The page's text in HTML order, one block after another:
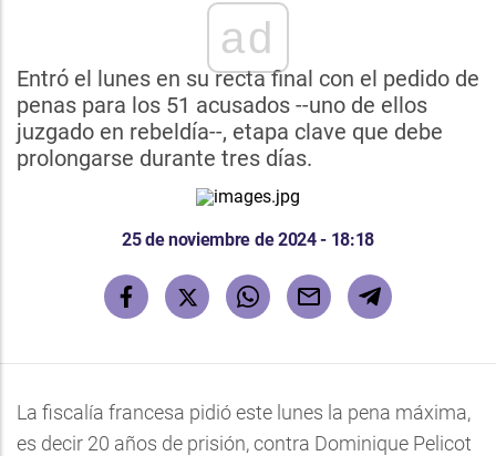
ad
Entró el lunes en su recta final con el pedido de
penas para los 51 acusados --uno de ellos
juzgado en rebeldía--, etapa clave que debe
prolongarse durante tres días.
25 de noviembre de 2024 - 18:18
La fiscalía francesa pidió este lunes la pena máxima,
es decir 20 años de prisión, contra Dominique Pelicot